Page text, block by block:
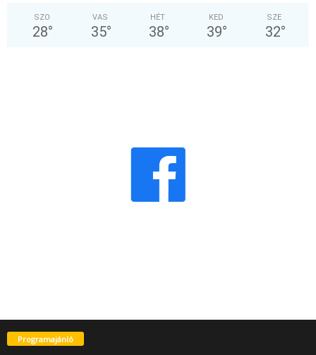
SZO
28°
VAS
35°
HÉT
38°
KED
39°
SZE
32°
Programajánló